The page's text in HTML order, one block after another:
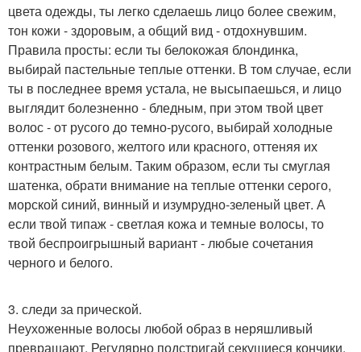
цвета одежды, ты легко сделаешь лицо более свежим,
тон кожи - здоровым, а общий вид - отдохнувшим.
Правила просты: если ты белокожая блондинка,
выбирай пастельные теплые оттенки. В том случае, если
ты в последнее время устала, не высыпаешься, и лицо
выглядит болезненно - бледным, при этом твой цвет
волос - от русого до темно-русого, выбирай холодные
оттенки розового, желтого или красного, оттеняя их
контрастным белым. Таким образом, если ты смуглая
шатенка, обрати внимание на теплые оттенки серого,
морской синий, винный и изумрудно-зеленый цвет. А
если твой типаж - светлая кожа и темные волосы, то
твой беспроигрышный вариант - любые сочетания
черного и белого.
3. следи за прической.
Неухоженные волосы любой образ в неряшливый
превращают. Регулярно подстригай секущиеся кончики,